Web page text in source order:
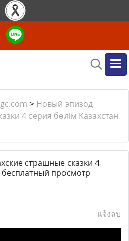
> Новый эпизод
4 серия бөлім Казахстан
страшные сказки 4
бесплатный просмотр
แจ้งลบ